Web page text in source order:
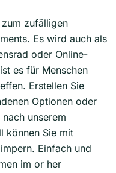
zufälligen
Es wird auch als
oder Online-
es für Menschen
Erstellen Sie
Optionen oder
unserem
können Sie mit
Einfach und
im or her